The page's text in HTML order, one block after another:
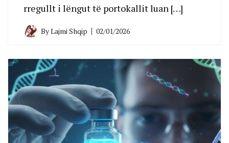
rregullt i lëngut të portokallit luan […]
ByLajmi Shqip 02/01/2026